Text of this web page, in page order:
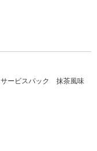
サービスパック 抹茶風味